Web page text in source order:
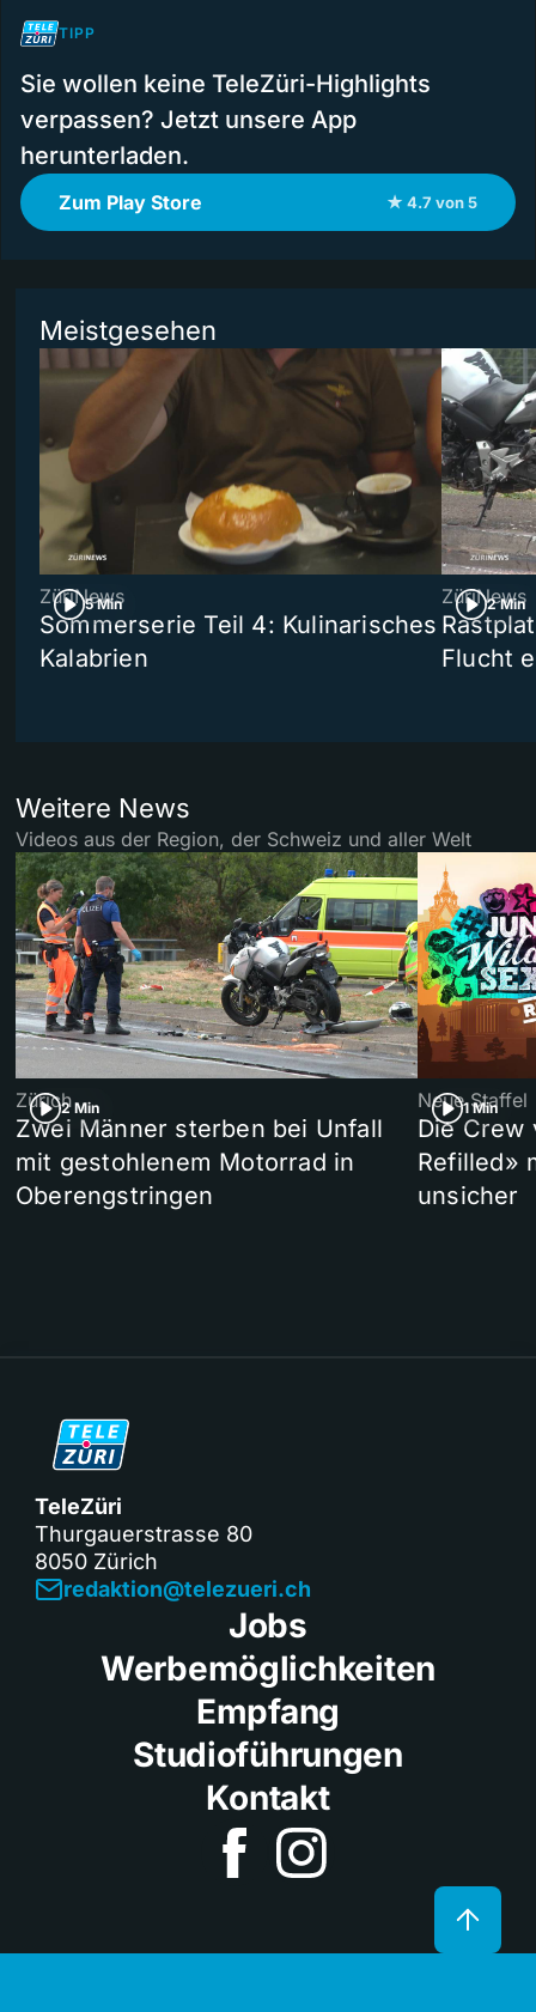
TIPP
Sie wollen keine TeleZüri-Highlights
verpassen? Jetzt unsere App
herunterladen.
Zum Play Store ★ 4.7 von 5
Meistgesehen
5 Min
ZüriNews
Sommerserie Teil 4: Kulinarisches
Kalabrien
2 Min
ZüriNews
Flucht
Weitere News
Videos aus der Region, der Schweiz und aller Welt
2 Min
Zürich
Zwei Männer sterben bei Unfall
mit gestohlenem Motorrad in
Oberengstringen
1 Min
Neue Staffel
Die Crew
Refilled»
unsicher
TeleZüri
Thurgauerstrasse 80
8050 Zürich
redaktion@telezueri.ch
Jobs
Werbemöglichkeiten
Empfang
Studioführungen
Kontakt